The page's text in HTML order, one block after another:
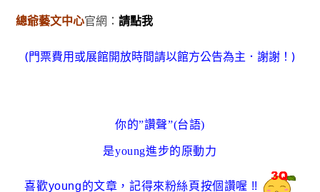
總爺藝文中心官網 ： 請點我
(門票費用或展館開放時間請以館方公告為主．謝謝！)
你的”讚聲”(台語)
是young進步的原動力
喜歡young的文章 ，記得來粉絲頁按個讚喔 !!